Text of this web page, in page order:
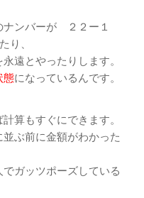
ナンバーが ２２ー１
り、
遠とやったりします。
態になっているんです。
算もすぐにできます。
ぶ前に金額がわかった
ガッツポーズしている